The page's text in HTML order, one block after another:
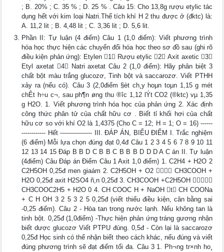
; B. 20% ; C. 35 % ; D. 25 % . Câu 15: Cho 13,8g rượu etylic tác
dụng hết với kim loại Natri.Thể tích khí H 2 thu được ở (đktc) là:
A. 11,2 lit ; B. 4,48 lit ; C. 3,36 lit ; D. 5,6 lit.
Phần II: Tự luận (4 điểm) Câu 1 (1,0 điểm): Viết phương trình
hóa học thực hiện các chuyển đổi hóa học theo sơ đồ sau (ghi rõ
điều kiện phản ứng): Etylen 1 Rượu etylic 2 Axit axetic 3
Etyl axetat 4 Natri axetat Câu 2 (1,0 điểm): Hãy phân biệt 3
chất bột màu trắng glucozơ, Tinh bột và saccarozơ. Viết PTHH
xảy ra (nếu có). Câu 3 (2,0điểm §èt ch¸y hoµn toµn 1,15 g mét
chÊt h÷u c¬, sau ph¶n øng thu ®­îc 1,12 lÝt CO2 (®ktc) vµ 1,35
g H2O. 1. Viết phương trình hóa học của phản ứng 2. Xác định
công thức phân tử của chất hữu cơ . Biết tỉ khối hơi của chất
hữu cơ so với khí O2 là 1,4375 (Cho C = 12; H = 1; O = 16) ------
------------ Hết ---------------- III. ĐÁP ÁN, BIỂU ĐIỂM I. Trắc nghiệm
(6 điểm) Mỗi lựa chọn đúng đạt 0,4đ Câu 1 2 3 4 5 6 7 8 9 10 11
12 13 14 15 Đáp B B D C B B C B B B D D D A C án II. Tự luận
(4điểm) Câu Đáp án Điểm Câu 1 Axit 1,0 điểm) 1. C2H4 + H2O 2
C2H5OH 0,25đ men giaám 2. C2H5OH + O2  CH3COOH +
H2O 0,25đ axit H2SO4 ñ,n 0,25đ 3. CH3COOH +C2H5OH 
CH3COOC2H5 + H2O 0 4. CH COOC H + NaOH t CH COONa
+ C H OH 3 2 5 3 2 5 0,25đ (viết thiếu điều kiện, cân bằng sai
-0,25 điểm). Câu 2 - Hòa tan trong nước lạnh. Nếu không tan là
tinh bột. 0,25đ (1,0điểm) -Thực hiện phản ứng tráng gương nhận
biết dược glucozơ Viết PTPU đúng. 0,5đ - Còn lại là saccarozơ
0,25đ Học sinh có thể nhận biết theo cách khác, nếu đúng và viết
đúng phương trình sẽ đạt điểm tối đa. Câu 3 1. Ph­¬ng tr×nh ho¸